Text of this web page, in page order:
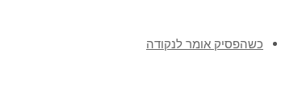
כשהפסיק אומר לנקודה